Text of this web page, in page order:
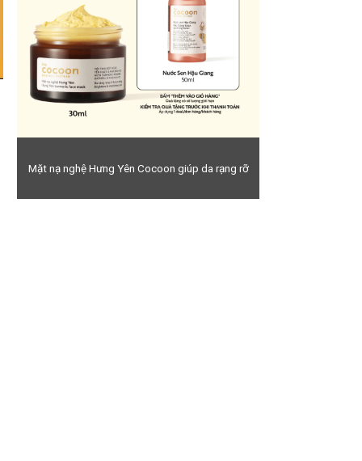
Mặt nạ nghệ Hưng Yên Cocoon giúp da rạng rỡ